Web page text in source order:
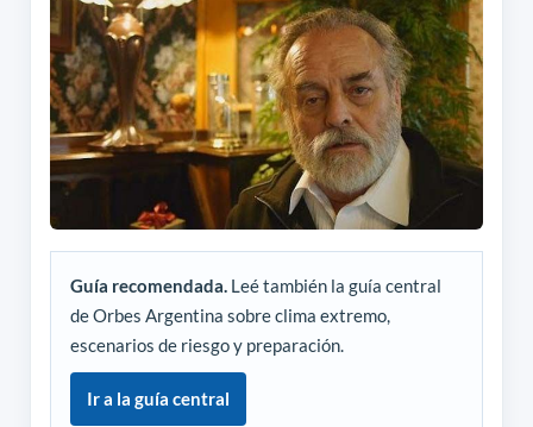
Guía recomendada.Leé también la guía central
de Orbes Argentina sobre clima extremo,
escenarios de riesgo y preparación.
Ir a la guía central